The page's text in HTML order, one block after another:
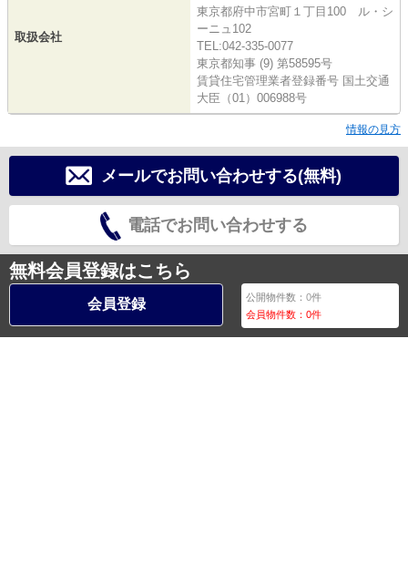
取扱会社
東京都府中市宮町１丁目100 ル・シ
ーニュ102
TEL:042-335-0077
東京都知事 (9) 第58595号
賃貸住宅管理業者登録番号 国土交通
大臣（01）006988号
情報の見方
メールでお問い合わせする(無料)
電話でお問い合わせする
無料会員登録はこちら
会員登録 公開物件数：0件
会員物件数：0件